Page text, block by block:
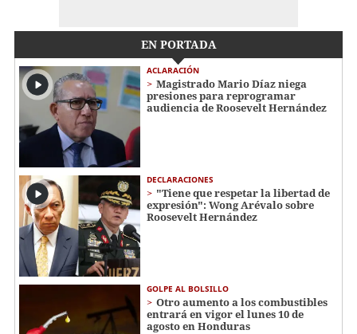
EN PORTADA
ACLARACIÓN
Magistrado Mario Díaz niega
presiones para reprogramar
audiencia de Roosevelt Hernández
DECLARACIONES
"Tiene que respetar la libertad de
expresión": Wong Arévalo sobre
Roosevelt Hernández
GOLPE AL BOLSILLO
Otro aumento a los combustibles
entrará en vigor el lunes 10 de
agosto en Honduras